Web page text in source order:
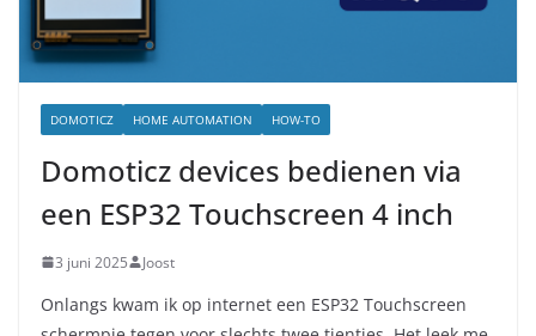
DOMOTICZ HOME AUTOMATION HOW-TO
Domoticz devices bedienen via
een ESP32 Touchscreen 4 inch
3 juni 2025 Joost
Onlangs kwam ik op internet een ESP32 Touchscreen